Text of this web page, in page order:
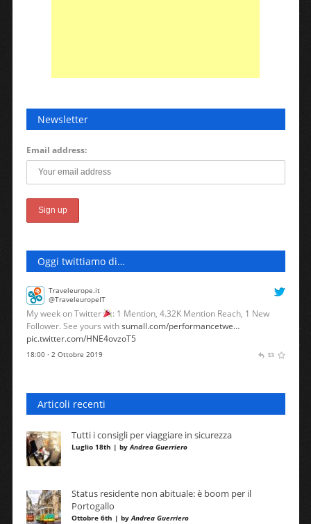
Newsletter
Email address:
Oggi twittiamo di…
Traveleurope.it
@TraveleuropeIT
My week on Twitter
: 1 Mention, 4.32K Mention Reach, 1 New
Follower. See yours withsumall.com/performancetwe…
pic.twitter.com/HNE4ovzoT5
18:00 · 2 Ottobre 2019
Articoli recenti
Tutti i consigli per viaggiare in sicurezza
Luglio 18th | byAndrea Guerriero
Status residente non abituale: è boom per il
Portogallo
Ottobre 6th | byAndrea Guerriero